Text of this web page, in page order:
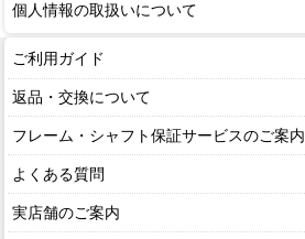
個人情報の取扱いについて
ご利用ガイド
返品・交換について
フレーム・シャフト保証サービスのご案内
よくある質問
実店舗のご案内